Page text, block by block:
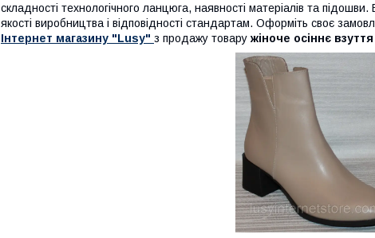
складності технологічного ланцюга, наявності матеріалів та підошви.
якості виробництва і відповідності стандартам. Оформіть своє
Інтернет магазину "Lusy" з продажу товару жіноче осіннє взуття